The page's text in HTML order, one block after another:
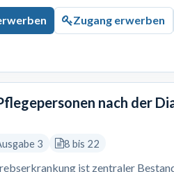
Zugang erwerben
nach der
3 8 bis 22
ist zentraler